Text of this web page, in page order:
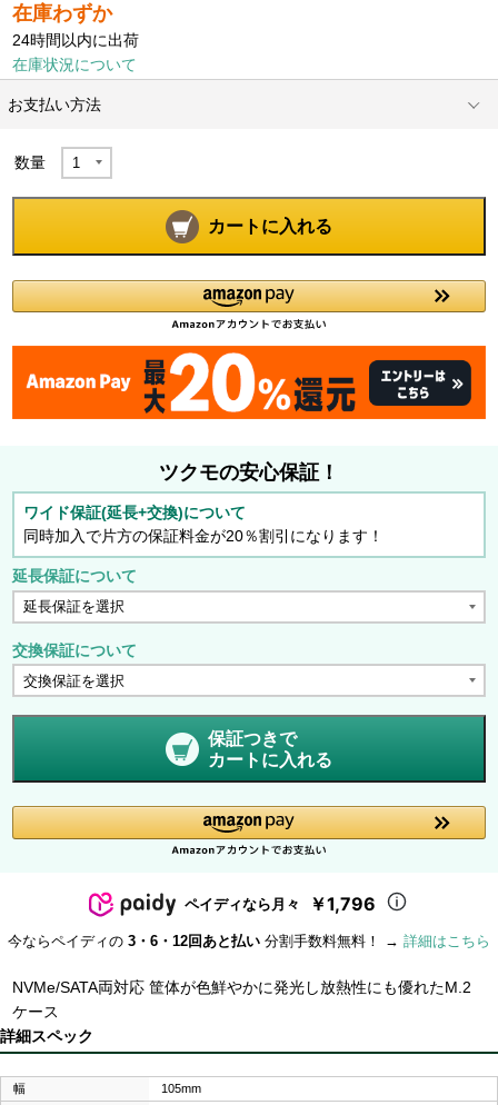
在庫わずか
24時間以内に出荷
在庫状況について
お支払い方法
数量
カートに入れる
ツクモの安心保証！
ワイド保証(延長+交換)について
同時加入で片方の保証料金が20％割引になります！
延長保証について
交換保証について
保証つきで
カートに入れる
ペイディなら月々 ￥1,796
今ならペイディの 3・6・12回あと払い 分割手数料無料！ → 詳細はこちら
NVMe/SATA両対応 筐体が色鮮やかに発光し放熱性にも優れたM.2
ケース
詳細スペック
幅
105mm